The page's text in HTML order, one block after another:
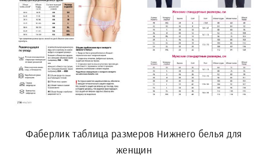
Фаберлик таблица размеров Нижнего белья для
женщин